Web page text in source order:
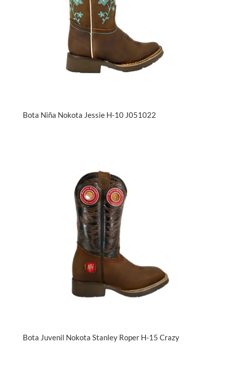
Bota Niña Nokota Jessie H-10 J051022
Bota Juvenil Nokota Stanley Roper H-15 Crazy